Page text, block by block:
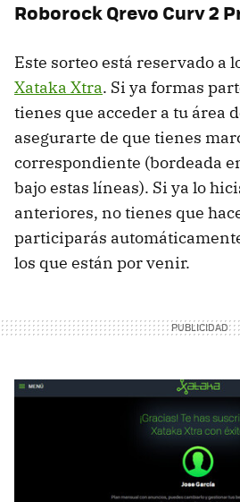
Roborock Qrevo Curv 2
Este sorteo está reservado a
Xataka Xtra. Si ya formas
tienes que acceder a tu área
asegurarte de que tienes
correspondiente (bordeada
bajo estas líneas). Si ya lo
anteriores, no tienes que
participarás
los que están por venir.